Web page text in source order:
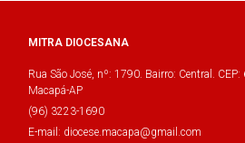
MITRA DIOCESANA
Rua São José, nº: 1790. Bairro: Central. CEP:
Macapá-AP
(96) 3223-1690
E-mail: diocese.macapa@gmail.com